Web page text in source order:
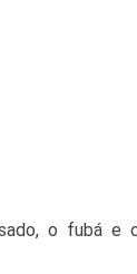
o fubá e